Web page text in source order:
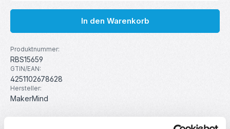
In den Warenkorb
Produktnummer:
RBS15659
GTIN/EAN:
4251102678628
Hersteller:
MakerMind